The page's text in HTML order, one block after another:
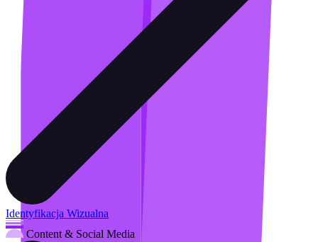
Identyfikacja Wizualna
Content & Social Media